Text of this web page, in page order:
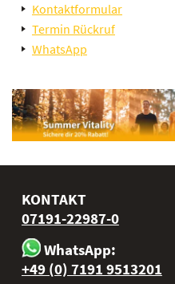
Kontaktformular
Termin Rückruf
WhatsApp
KONTAKT
07191-22987-0
WhatsApp:
+49 (0) 7191 9513201